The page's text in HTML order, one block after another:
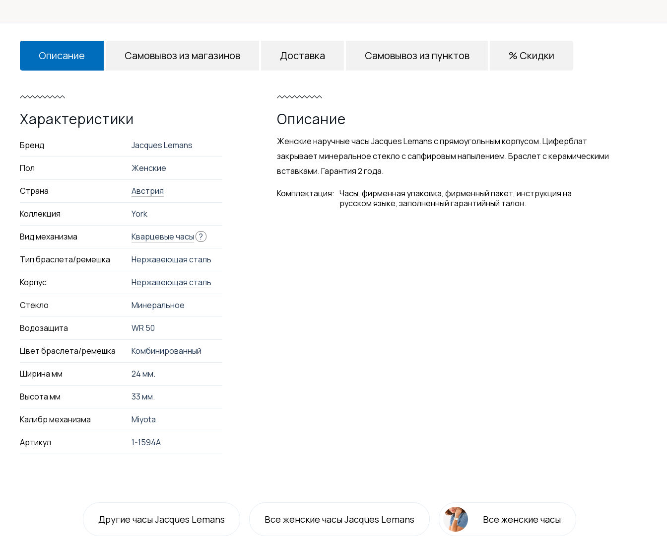
Описание
Характеристики
Бренд Jacques Lemans
Пол Женские
Страна Австрия
Коллекция York
Вид механизма Кварцевые часы ?
Тип браслета/ремешка Нержавеющая сталь
Корпус Нержавеющая сталь
Стекло Минеральное
Водозащита WR 50
Цвет браслета/ремешка Комбинированный
Ширина мм 24 мм.
Высота мм 33 мм.
Калибр механизма Miyota
Артикул 1-1594A
Описание
Женские наручные часы Jacques Lemans с прямоугольным корпусом. Циферблат
закрывает минеральное стекло с сапфировым напылением. Браслет с керамическими
вставками. Гарантия 2 года.
Комплектация: Часы, фирменная упаковка, фирменный пакет, инструкция на
русском языке, заполненный гарантийный талон.
Самовывоз из магазинов Доставка Самовывоз из пунктов % Скидки
Другие часы Jacques Lemans Всеженские часы Jacques Lemans Всеженские часы